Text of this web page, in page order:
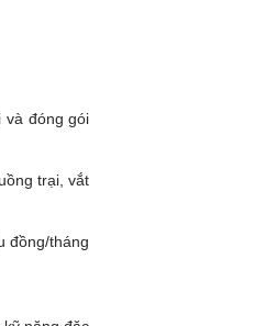
và đóng gói
trại, vắt
đồng/tháng